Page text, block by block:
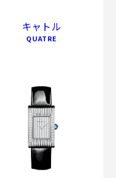
キャトル
QUATRE